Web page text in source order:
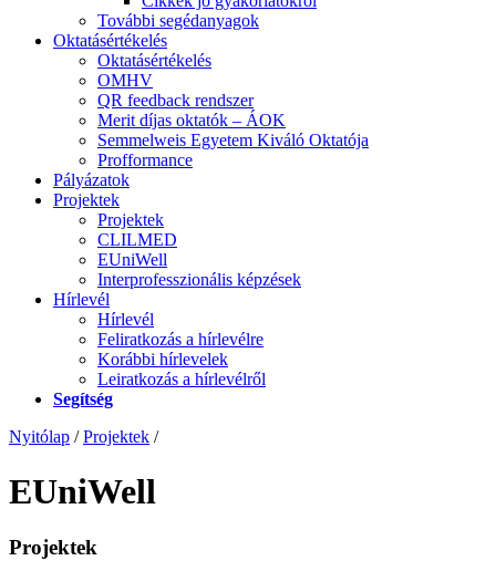
További segédanyagok
Oktatásértékelés
Oktatásértékelés
OMHV
QR feedback rendszer
Merit díjas oktatók – ÁOK
Semmelweis Egyetem Kiváló Oktatója
Profformance
Pályázatok
Projektek
Projektek
CLILMED
EUniWell
Interprofesszionális képzések
Hírlevél
Hírlevél
Feliratkozás a hírlevélre
Korábbi hírlevelek
Leiratkozás a hírlevélről
Segítség
Nyitólap / Projektek /
EUniWell
Projektek